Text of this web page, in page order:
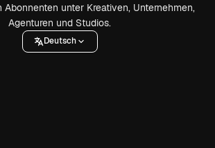
Abonnenten unter Kreativen, Unternehmen,
Agenturen und Studios.
Deutsch